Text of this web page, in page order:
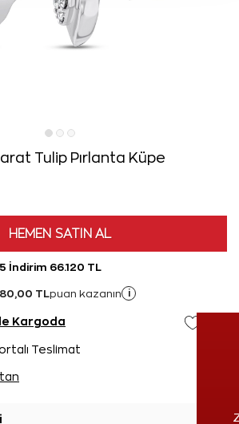
Tulip Pırlanta Küpe
HEMEN SATIN AL
İndirim 66.120 TL
TL puan kazanın i
Kargoda
Teslimat